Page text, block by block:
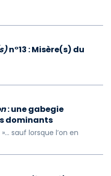
n°13 : Misère(s) du
: une gabegie
dominants
sauf lorsque l’on en